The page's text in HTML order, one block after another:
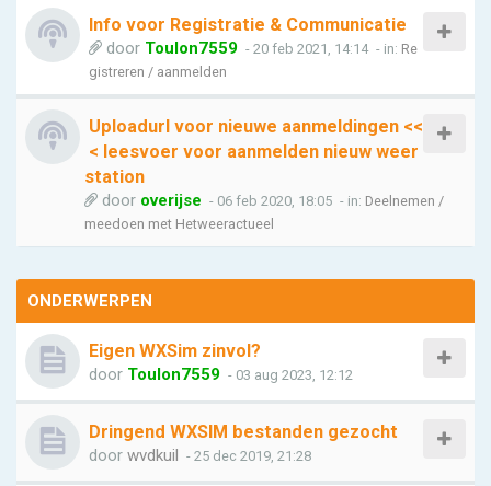
Info voor Registratie & Communicatie
door Toulon7559 - 20 feb 2021, 14:14 - in: Re
gistreren / aanmelden
Uploadurl voor nieuwe aanmeldingen <<
< leesvoer voor aanmelden nieuw weer
station
door overijse - 06 feb 2020, 18:05 - in: Deelnemen /
meedoen met Hetweeractueel
ONDERWERPEN
Eigen WXSim zinvol?
door Toulon7559 - 03 aug 2023, 12:12
Dringend WXSIM bestanden gezocht
door wvdkuil - 25 dec 2019, 21:28